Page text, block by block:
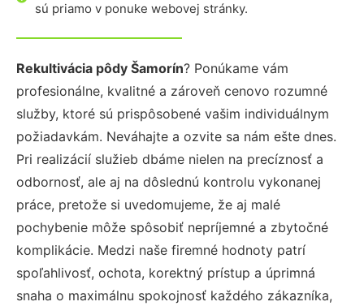
sú priamo v ponuke webovej stránky.
Rekultivácia pôdy Šamorín? Ponúkame vám
profesionálne, kvalitné a zároveň cenovo rozumné
služby, ktoré sú prispôsobené vašim individuálnym
požiadavkám. Neváhajte a ozvite sa nám ešte dnes.
Pri realizácií služieb dbáme nielen na precíznosť a
odbornosť, ale aj na dôslednú kontrolu vykonanej
práce, pretože si uvedomujeme, že aj malé
pochybenie môže spôsobiť nepríjemné a zbytočné
komplikácie. Medzi naše firemné hodnoty patrí
spoľahlivosť, ochota, korektný prístup a úprimná
snaha o maximálnu spokojnosť každého zákazníka,